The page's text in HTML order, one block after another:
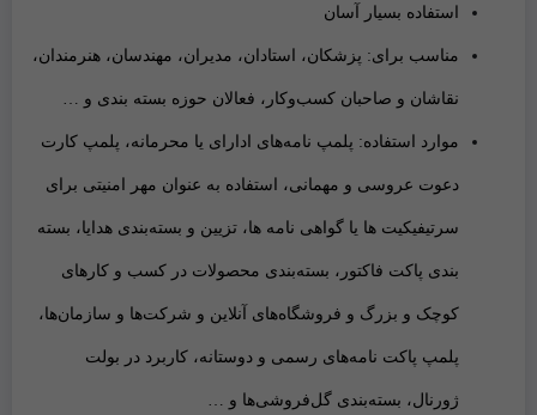
استفاده بسیار آسان
مناسب برای: پزشکان، استادان، مدیران، مهندسان، هنرمندان،
نقاشان و صاحبان کسب‌وکار، فعالان حوزه بسته‌ بندی و …
موارد استفاده: پلمپ نامه‌های ادارای یا محرمانه، پلمپ کارت
دعوت عروسی و مهمانی، استفاده به عنوان مهر امنیتی برای
سرتیفیکیت ها یا گواهی نامه ها، تزیین و بسته‌بندی هدایا، بسته
بندی پاکت فاکتور، بسته‌بندی محصولات در کسب و کارهای
کوچک و بزرگ و فروشگاه‌های آنلاین و شرکت‌ها و سازمان‌ها،
پلمپ پاکت‌ نامه‌های رسمی و دوستانه، کاربرد در بولت
ژورنال، بسته‌بندی گل‌فروشی‌ها و …